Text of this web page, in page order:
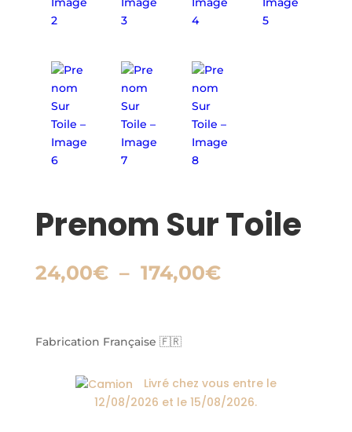
Prenom Sur Toile
24,00€ – 174,00€Plage
Fabrication Française 🇫🇷
Livré chez vous entre le
12/08/2026 et le15/08/2026.